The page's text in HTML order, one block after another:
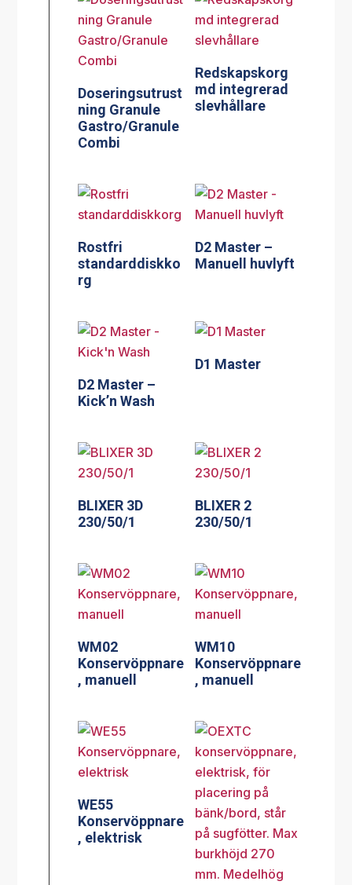
Doseringsutrust
ning Granule
Gastro/Granule
Combi
Redskapskorg
md integrerad
slevhållare
Rostfri
standarddiskko
rg
D2 Master –
Manuell huvlyft
D2 Master –
Kick’n Wash
D1 Master
BLIXER 3D
230/50/1
BLIXER 2
230/50/1
WM02
Konservöppnare
, manuell
WM10
Konservöppnare
, manuell
WE55
Konservöppnare
, elektrisk